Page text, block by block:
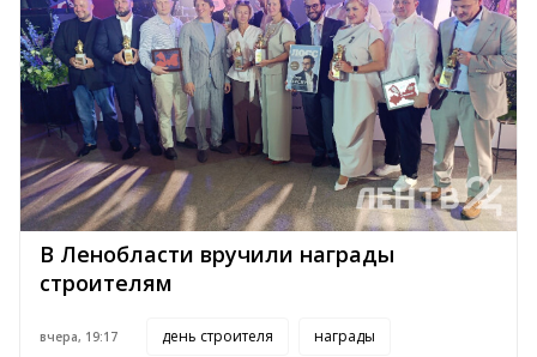
В Ленобласти вручили награды
строителям
вчера, 19:17 день строителя награды